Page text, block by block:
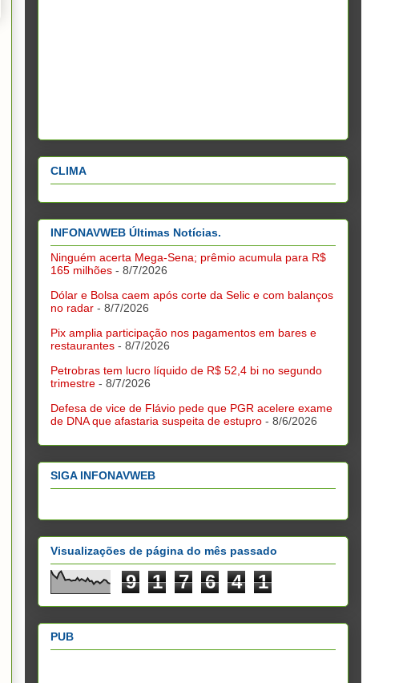
CLIMA
INFONAVWEB Últimas Notícias.
Ninguém acerta Mega-Sena; prêmio acumula para R$
165 milhões - 8/7/2026
Dólar e Bolsa caem após corte da Selic e com balanços
no radar - 8/7/2026
Pix amplia participação nos pagamentos em bares e
restaurantes - 8/7/2026
Petrobras tem lucro líquido de R$ 52,4 bi no segundo
trimestre - 8/7/2026
Defesa de vice de Flávio pede que PGR acelere exame
de DNA que afastaria suspeita de estupro - 8/6/2026
SIGA INFONAVWEB
Visualizações de página do mês passado
9 1 7 6 4 1
PUB